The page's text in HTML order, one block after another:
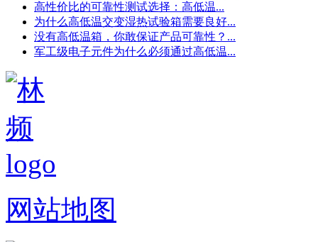
高性价比的可靠性测试选择：高低温...
为什么高低温交变湿热试验箱需要良好...
没有高低温箱，你敢保证产品可靠性？...
军工级电子元件为什么必须通过高低温...
网站地图